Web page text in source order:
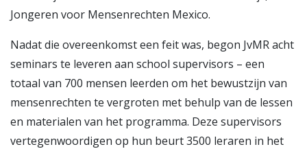
Jongeren voor Mensenrechten Mexico.
Nadat die overeenkomst een feit was, begon JvMR acht
seminars te leveren aan school supervisors – een
totaal van 700 mensen leerden om het bewustzijn van
mensenrechten te vergroten met behulp van de lessen
en materialen van het programma. Deze supervisors
vertegenwoordigen op hun beurt 3500 leraren in het